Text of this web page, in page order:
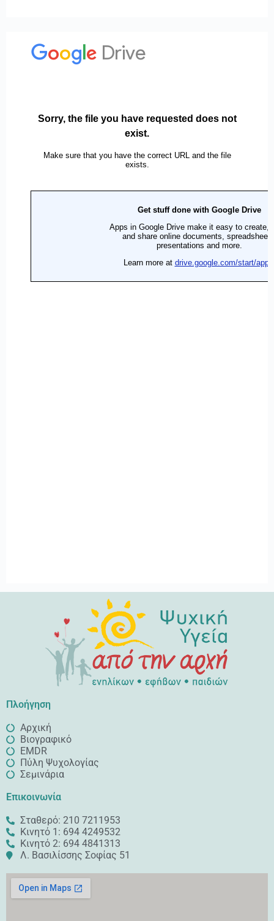
Πλοήγηση
Αρχική
Βιογραφικό
EMDR
Πύλη Ψυχολογίας
Σεμινάρια
Επικοινωνία
Σταθερό: 210 7211953
Κινητό 1: 694 4249532
Κινητό 2: 694 4841313
Λ. Βασιλίσσης Σοφίας 51